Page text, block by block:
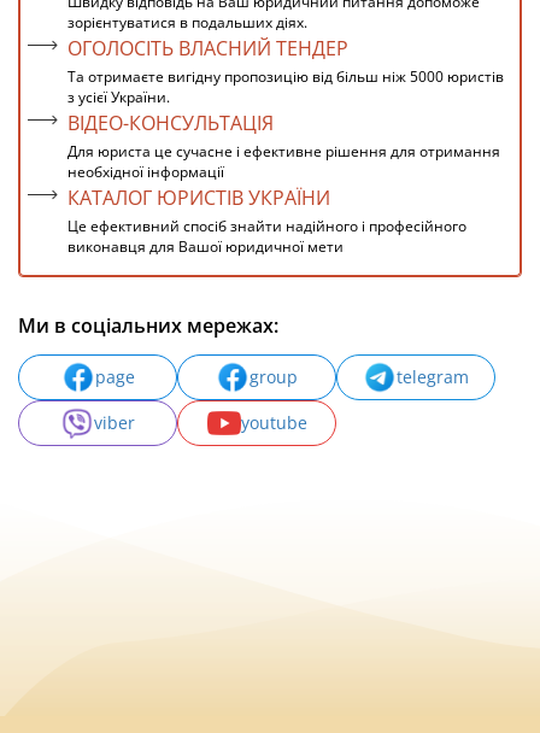
зорієнтуватися в подальших діях.
ОГОЛОСІТЬ ВЛАСНИЙ ТЕНДЕР
Та отримаєте вигідну пропозицію від більш ніж 5000 юристів
з усієї України.
ВІДЕО-КОНСУЛЬТАЦІЯ
Для юриста це сучасне і ефективне рішення для отримання
необхідної інформації
КАТАЛОГ ЮРИСТІВ УКРАЇНИ
Це ефективний спосіб знайти надійного і професійного
виконавця для Вашої юридичної мети
Ми в соціальних мережах:
page group
telegram
viber
youtube